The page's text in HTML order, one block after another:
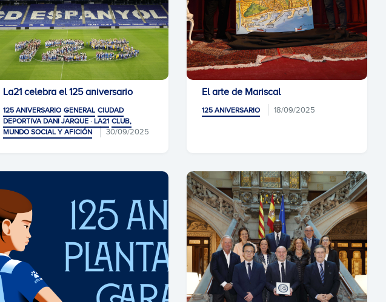
La21 celebra el 125 aniversario
125 ANIVERSARIO GENERAL CIUDAD
DEPORTIVA DANI JARQUE · LA21 CLUB,
MUNDO SOCIAL Y AFICIÓN
30/09/2025
El arte de Mariscal
125 ANIVERSARIO 18/09/2025